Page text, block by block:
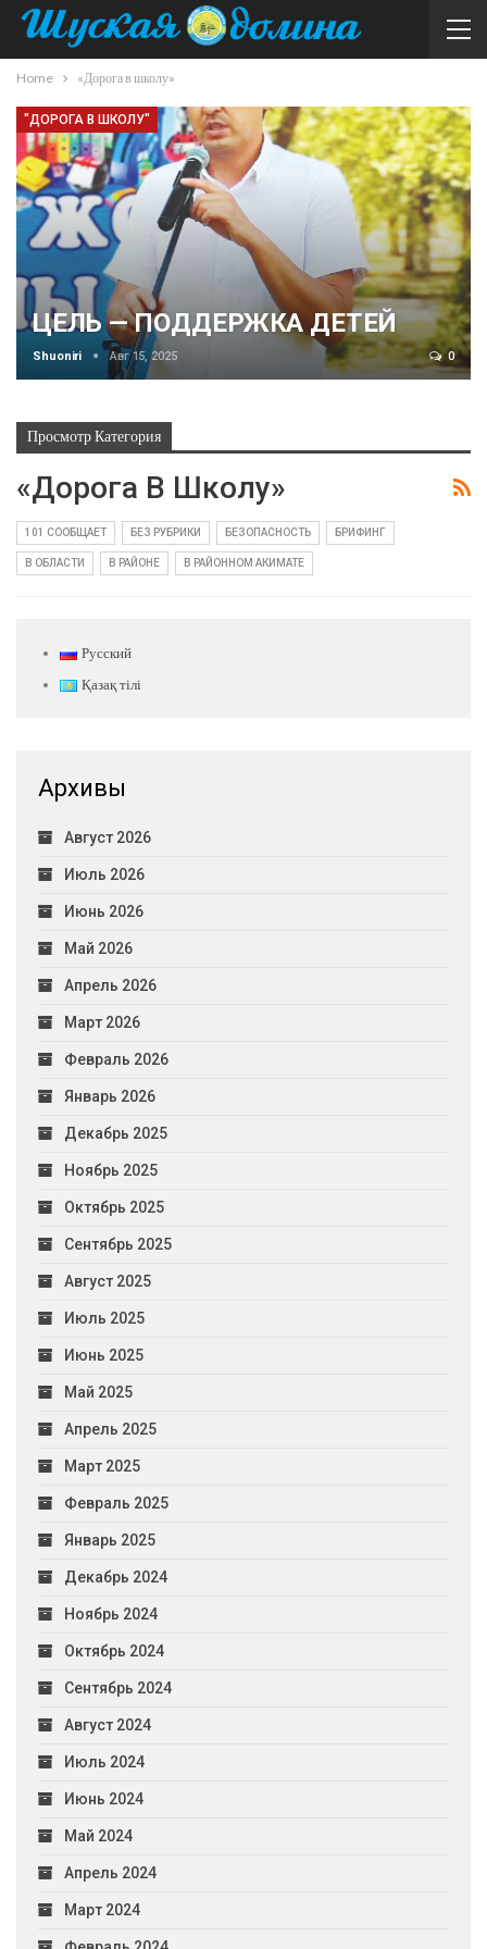
Home «Дорога в школу»
"ДОРОГА В ШКОЛУ"
ЦЕЛЬ — ПОДДЕРЖКА ДЕТЕЙ
Shuoniri Авг 15, 2025 0
Просмотр Категория
«Дорога В Школу»
101 СООБЩАЕТ БЕЗ РУБРИКИ БЕЗОПАСНОСТЬ БРИФИНГ
В ОБЛАСТИ В РАЙОНЕ В РАЙОННОМ АКИМАТЕ
Русский
Қазақ тілі
Архивы
Август 2026
Июль 2026
Июнь 2026
Май 2026
Апрель 2026
Март 2026
Февраль 2026
Январь 2026
Декабрь 2025
Ноябрь 2025
Октябрь 2025
Сентябрь 2025
Август 2025
Июль 2025
Июнь 2025
Май 2025
Апрель 2025
Март 2025
Февраль 2025
Январь 2025
Декабрь 2024
Ноябрь 2024
Октябрь 2024
Сентябрь 2024
Август 2024
Июль 2024
Июнь 2024
Май 2024
Апрель 2024
Март 2024